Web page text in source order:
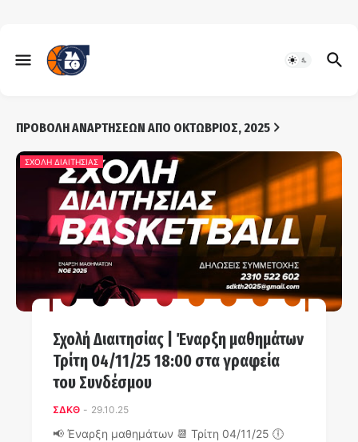
ΠΡΟΒΟΛΉ ΑΝΑΡΤΉΣΕΩΝ ΑΠΌ ΟΚΤΏΒΡΙΟΣ, 2025
ΣΧΟΛΗ ΔΙΑΙΤΗΣΙΑΣ
Σχολή Διαιτησίας | Έναρξη μαθημάτων
Τρίτη 04/11/25 18:00 στα γραφεία
του Συνδέσμου
ΣΔΚΘ - 29.10.25
📢 Έναρξη μαθημάτων 📆 Τρίτη 04/11/25 🕕